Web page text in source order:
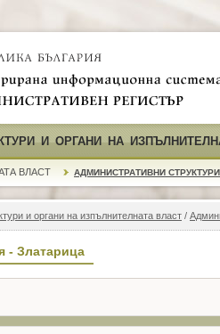
И ОРГАНИ НА
ВЛАСТ АДМИНИСТРАТИВНИ СТРУКТУРИ
и органи на изпълнителната власт /
- Златарица